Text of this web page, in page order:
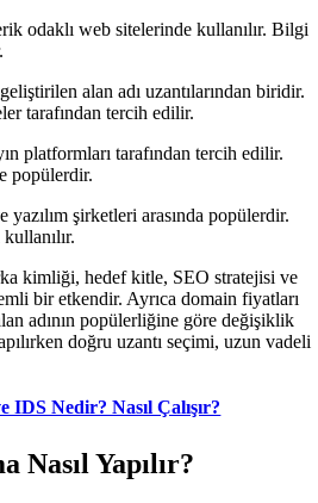
odaklı web sitelerinde kullanılır. Bilgi
alan adı uzantılarından biridir.
tarafından tercih edilir.
platformları tarafından tercih edilir.
popülerdir.
şirketleri arasında popülerdir.
kimliği, hedef kitle, SEO stratejisi ve
bir etkendir. Ayrıca domain fiyatları
adının popülerliğine göre değişiklik
doğru uzantı seçimi, uzun vadeli
IDS Nedir? Nasıl Çalışır?
Nasıl Yapılır?